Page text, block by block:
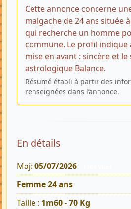
Cette annonce concerne
malgache de 24 ans située
qui recherche un homme
commune. Le profil indique
mise en avant : sincère et le
astrologique Balance.
Résumé établi à partir des
renseignées dans l’annonce.
En détails
Maj: 05/07/2026
Femme 24 ans
Taille : 1m60 - 70 Kg